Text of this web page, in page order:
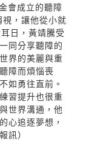
會成立的聽障
，讓他從小就
日，黃靖騰受
同分享聽障的
界的美麗與重
障而煩惱喪
如勇往直前。
習提升也很重
世界溝通，他
心追逐夢想，
訊）